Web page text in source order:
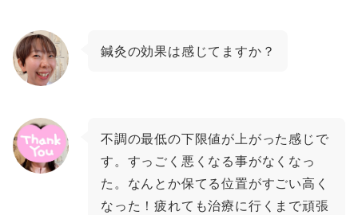
鍼灸の効果は感じてますか？
不調の最低の下限値が上がった感じで
す。すっごく悪くなる事がなくなっ
た。なんとか保てる位置がすごい高く
なった！疲れても治療に行くまで頑張